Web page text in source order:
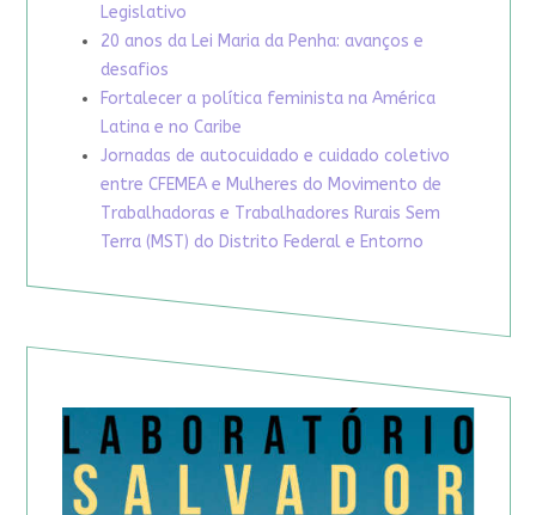
Legislativo
20 anos da Lei Maria da Penha: avanços e
desafios
Fortalecer a política feminista na América
Latina e no Caribe
Jornadas de autocuidado e cuidado coletivo
entre CFEMEA e Mulheres do Movimento de
Trabalhadoras e Trabalhadores Rurais Sem
Terra (MST) do Distrito Federal e Entorno